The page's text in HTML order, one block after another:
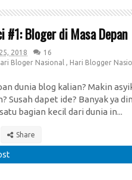
#1: Bloger di Masa Depan
2018
16
Bloger Nasional , Hari Blogger
dunia blog kalian? Makin
Susah dapet ide? Banyak ya
bagian kecil dari dunia in...